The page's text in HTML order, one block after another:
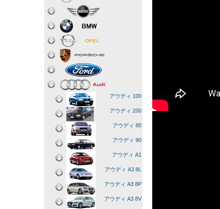
アウディ 100
アウディ 200
アウディ 80
アウディ 90
アウディ A1
アウディ A3 8L
アウディ A3 8P
アウディ A3 8V